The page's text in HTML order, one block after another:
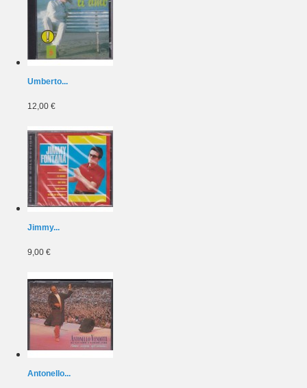
Umberto...
12,00 €
Jimmy...
9,00 €
Antonello...